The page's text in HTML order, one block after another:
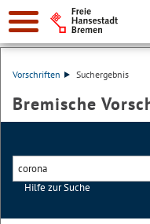
Vorschriften Suchergebnis
Bremische
Hilfe zur Suche